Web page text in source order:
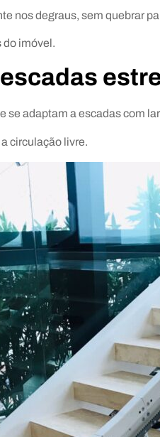
nos degraus, sem quebrar
do imóvel.
se adaptam a escadas com
circulação livre.